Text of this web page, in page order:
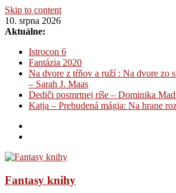
Skip to content
10. srpna 2026
Aktuálne:
Istrocon 6
Fantázia 2020
Na dvore z tŕňov a ruží : Na dvore zo
– Sarah J. Maas
Dediči posmrtnej ríše – Dominika
Katja – Prebudená mágia: Na hrane
Fantasy knihy